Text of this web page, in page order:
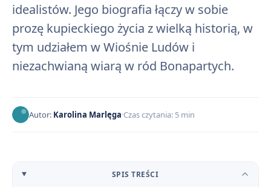
idealistów. Jego biografia łączy w sobie
prozę kupieckiego życia z wielką historią, w
tym udziałem w Wiośnie Ludów i
niezachwianą wiarą w ród Bonapartych.
Autor: Karolina Marlęga Czas czytania: 5 min
SPIS TREŚCI